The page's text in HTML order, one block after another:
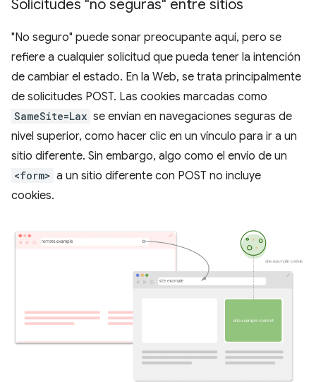
Solicitudes "no seguras" entre sitios
"No seguro" puede sonar preocupante aquí, pero se
refiere a cualquier solicitud que pueda tener la intención
de cambiar el estado. En la Web, se trata principalmente
de solicitudes POST. Las cookies marcadas como
SameSite=Lax se envían en navegaciones seguras de
nivel superior, como hacer clic en un vínculo para ir a un
sitio diferente. Sin embargo, algo como el envío de un
<form> a un sitio diferente con POST no incluye
cookies.